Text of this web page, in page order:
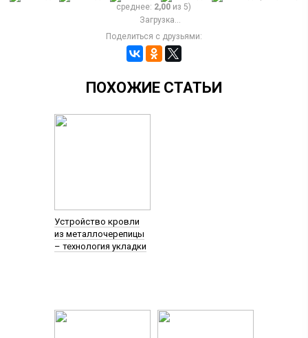
среднее: 2,00 из 5)
Загрузка...
Поделиться с друзьями:
ПОХОЖИЕ СТАТЬИ
Устройство кровли
из металлочерепицы
– технология укладки